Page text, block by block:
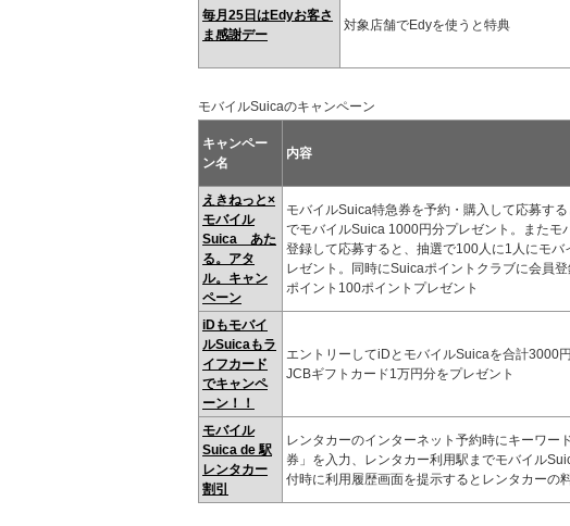
毎月25日はEdyお客さ
ま感謝デー
対象店舗でEdyを使うと特典
モバイルSuicaのキャンペーン
キャンペー
ン名
内容
えきねっと×
モバイル
Suica あた
る。アタ
ル。キャン
ペーン
モバイルSuica特急券を予約・購入して応募す
でモバイルSuica 1000円分プレゼント。またモ
登録して応募すると、抽選で100人に1人にモ
レゼント。同時にSuicaポイントクラブに会員
ポイント100ポイントプレゼント
iDもモバイ
ルSuicaもラ
イフカード
でキャンペ
ーン！！
エントリーしてiDとモバイルSuicaを合計3000
JCBギフトカード1万円分をプレゼント
モバイル
Suica de 駅
レンタカー
割引
レンタカーのインターネット予約時にキーワー
券」を入力、レンタカー利用駅までモバイル
付時に利用履歴画面を提示するとレンタカーの